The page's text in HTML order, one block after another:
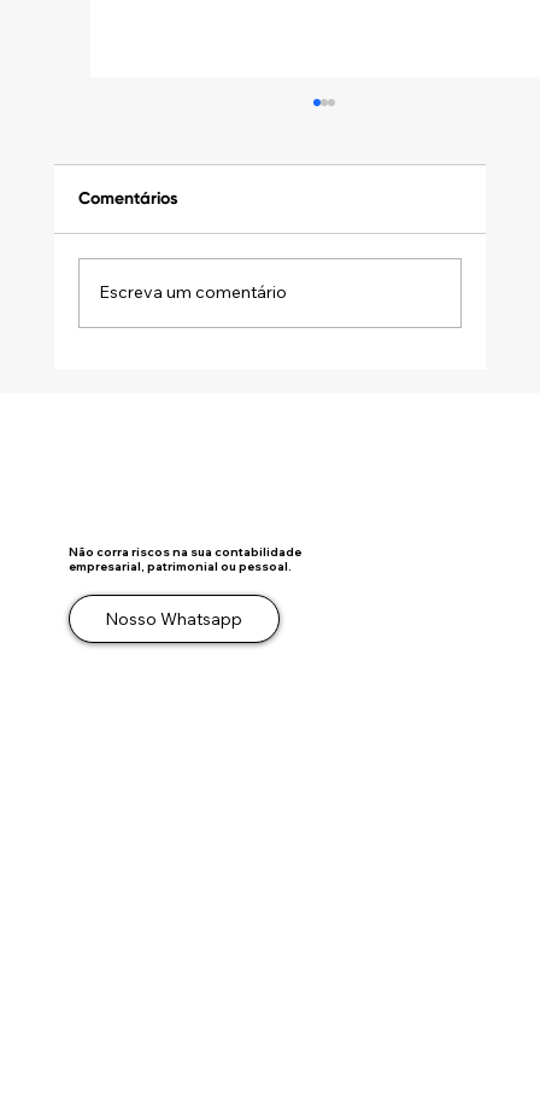
Comentários
Escreva um comentário
Não corra riscos na sua contabilidade
empresarial, patrimonial ou pessoal.
Nosso Whatsapp